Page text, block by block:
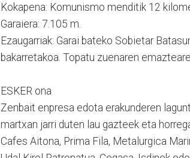
Kokapena: Komunismo menditik 12
Garaiera: 7.105 m.
Ezaugarriak: Garai bateko Sobietar
bakarretakoa. Topatu zuenaren
ESKER ona
Zenbait enpresa edota erakunderen
martxan jarri duten lau gazteek eta
Cafes Aitona, Prima Fila, Metalurgica